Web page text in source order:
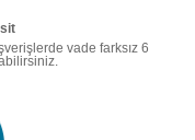
vade farksız 6